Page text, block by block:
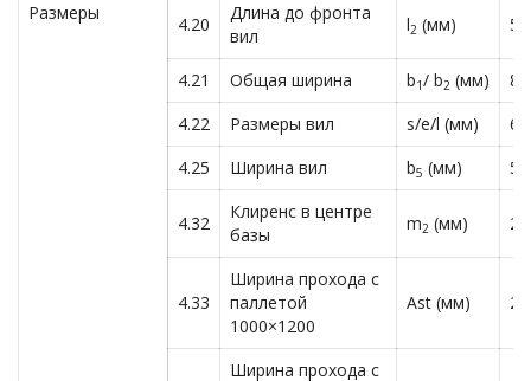
Размеры
4.20
Длина до фронта
вил
l2 (мм)
4.21 Общая ширина b1/ b2 (мм)
4.22
Размеры вил s/e/l (мм)
4.25
Ширина вил b5 (мм)
4.32
Клиренс в центре
базы
m2 (мм) 26
4.33
Ширина прохода с
паллетой
1000×1200
Ast (мм)
Ширина прохода с